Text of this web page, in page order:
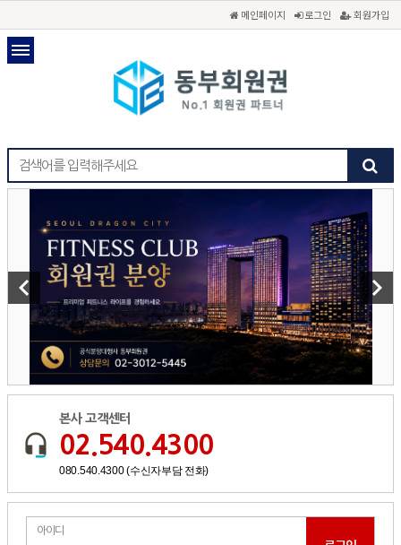
메인페이지 로그인 회원가입
keyboard_arrow_left keyboard_arrow_right
본사 고객센터
02.540.4300
080.540.4300 (수신자부담 전화)